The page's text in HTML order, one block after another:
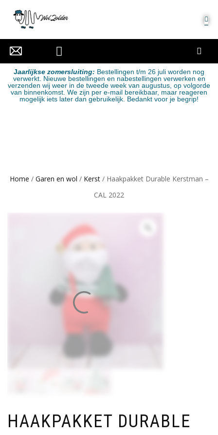
Jaarlijkse zomersluiting: Bestellingen t/m 26 juli worden nog
verwerkt. Nieuwe bestellingen en nabestellingen verwerken en
verzenden wij weer in de tweede week van augustus, op volgorde
van binnenkomst. We zijn per e-mail bereikbaar, maar reageren
mogelijk iets later dan gebruikelijk. Bedankt voor je begrip!
Home / Garen en wol / Kerst/ Haakpakket Durable Kerstman –
CAL 2022
HAAKPAKKET DURABLE